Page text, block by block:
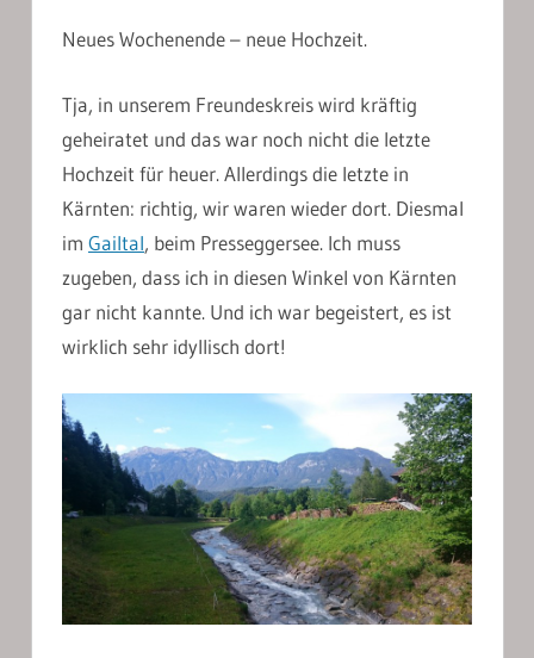
Neues Wochenende – neue Hochzeit.
Tja, in unserem Freundeskreis wird kräftig
geheiratet und das war noch nicht die letzte
Hochzeit für heuer. Allerdings die letzte in
Kärnten: richtig, wir waren wieder dort. Diesmal
im Gailtal, beim Presseggersee. Ich muss
zugeben, dass ich in diesen Winkel von Kärnten
gar nicht kannte. Und ich war begeistert, es ist
wirklich sehr idyllisch dort!